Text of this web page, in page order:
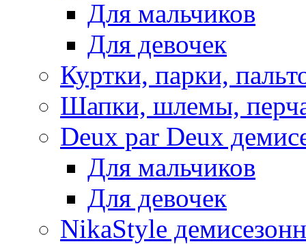
Для мальчиков
Для девочек
Куртки, парки,
Шапки, шлемы,
Deux par Deux
Для мальчиков
Для девочек
NikaStyle